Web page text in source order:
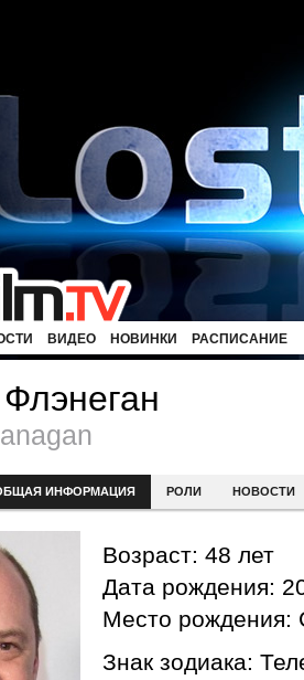
ВИДЕО НОВИНКИ РАСПИСАНИЕ
ИНФОРМАЦИЯ РОЛИ НОВОСТИ
Возраст: 48 лет
Дата рождения:
Место
Знак зодиака: